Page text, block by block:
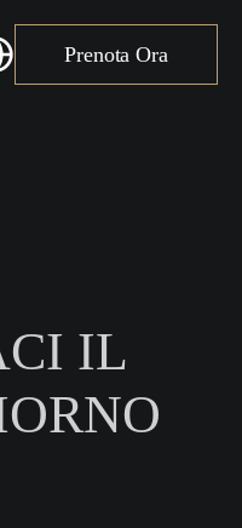
Prenota Ora
IL